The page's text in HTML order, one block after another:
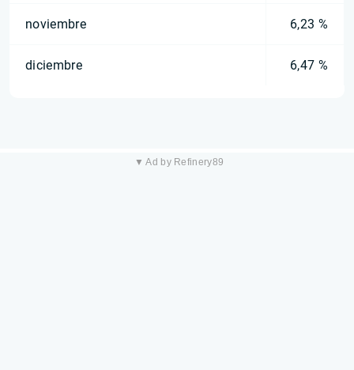
noviembre 6,23 %
diciembre 6,47 %
▼ Ad by Refinery89